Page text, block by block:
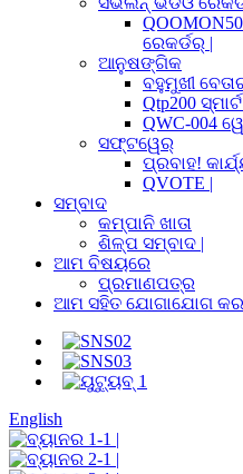
ରେକର୍ଡର୍ |
ଆନୁଷଙ୍ଗିକ
ବହୁମୁଖୀ
Qtp200
QWC-004
ସଫ୍ଟୱେର୍
ପ୍ରବାହ!
QVOTE |
ସମ୍ବାଦ
କମ୍ପାନି ଖାତା
ଶିଳ୍ପ ସମ୍ବାଦ |
ଆମ ବିଷୟରେ
ପ୍ରମାଣପତ୍ର
ଆମ ସହିତ ଯୋଗାଯୋଗ
English